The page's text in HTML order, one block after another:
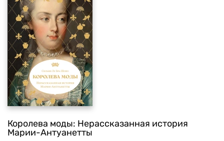
Королева моды: Нерассказанная история
Марии-Антуанетты